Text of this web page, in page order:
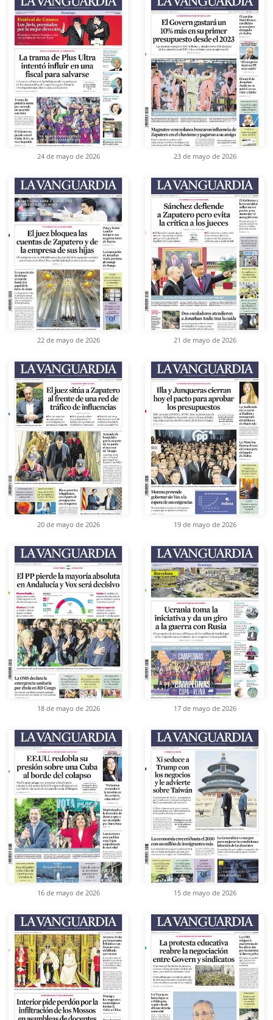
24 de mayo de 2026 23 de mayo de 2026
22 de mayo de 2026 21 de mayo de 2026
20 de mayo de 2026 19 de mayo de 2026
18 de mayo de 2026 17 de mayo de 2026
16 de mayo de 2026 15 de mayo de 2026